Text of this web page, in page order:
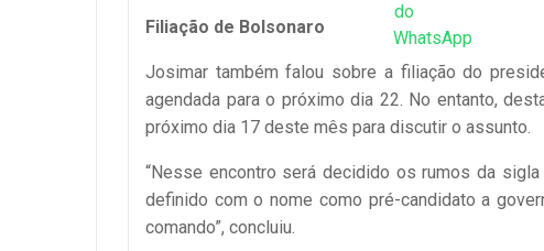
Filiação de Bolsonaro
Josimar também falou sobre a filiação do
agendada para o próximo dia 22. No entanto,
próximo dia 17 deste mês para discutir o assunto.
“Nesse encontro será decidido os rumos da
definido com o nome como pré-candidato a
comando”, concluiu.